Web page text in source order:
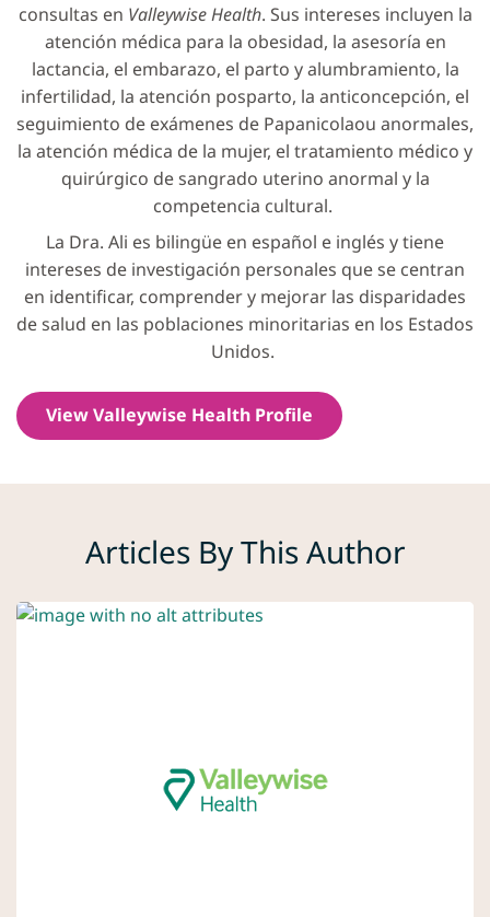
consultas en Valleywise Health. Sus intereses incluyen la
atención médica para la obesidad, la asesoría en
lactancia, el embarazo, el parto y alumbramiento, la
infertilidad, la atención posparto, la anticoncepción, el
seguimiento de exámenes de Papanicolaou anormales,
la atención médica de la mujer, el tratamiento médico y
quirúrgico de sangrado uterino anormal y la
competencia cultural.
La Dra. Ali es bilingüe en español e inglés y tiene
intereses de investigación personales que se centran
en identificar, comprender y mejorar las disparidades
de salud en las poblaciones minoritarias en los Estados
Unidos.
View Valleywise Health Profile
Articles By This Author